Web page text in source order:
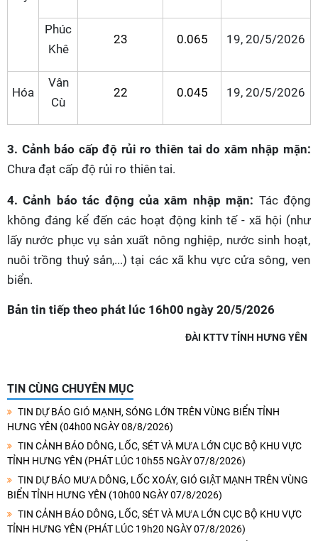
Phúc
Khê
23 0.065 19, 20/5/2026
Hóa
Vân
Cù
22 0.045 19, 20/5/2026
3. Cảnh báo cấp độ rủi ro thiên tai do xâm nhập mặn:
Chưa đạt cấp độ rủi ro thiên tai.
4. Cảnh báo tác động của xâm nhập mặn: Tác động
không đáng kể đến các hoạt động kinh tế - xã hội (như
lấy nước phục vụ sản xuất nông nghiệp, nước sinh hoạt,
nuôi trồng thuỷ sản,...) tại các xã khu vực cửa sông, ven
biển.
Bản tin tiếp theo phát lúc 16h00 ngày 20/5/2026
ĐÀI KTTV TỈNH HƯNG YÊN
TIN CÙNG CHUYÊN MỤC
TIN DỰ BÁO GIÓ MẠNH, SÓNG LỚN TRÊN VÙNG BIỂN TỈNH
HƯNG YÊN (04h00 NGÀY 08/8/2026)
TIN CẢNH BÁO DÔNG, LỐC, SÉT VÀ MƯA LỚN CỤC BỘ KHU VỰC
TỈNH HƯNG YÊN (PHÁT LÚC 10h55 NGÀY 07/8/2026)
TIN DỰ BÁO MƯA DÔNG, LỐC XOÁY, GIÓ GIẬT MẠNH TRÊN VÙNG
BIỂN TỈNH HƯNG YÊN (10h00 NGÀY 07/8/2026)
TIN CẢNH BÁO DÔNG, LỐC, SÉT VÀ MƯA LỚN CỤC BỘ KHU VỰC
TỈNH HƯNG YÊN (PHÁT LÚC 19h20 NGÀY 07/8/2026)